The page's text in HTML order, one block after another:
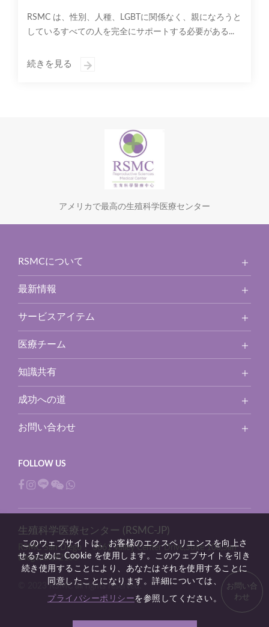
RSMC は、性別、人種、LGBTに関係なく、親になろうと
しているすべての人を完全にサポートする必要がある...
続きを見る
アメリカで最高の生殖科学医療センター
RSMCについて
最新情報
サービスアイテム
医療チーム
知識共有
成功への道
お問い合わせ
生殖科学医療センター (RSMC-JP)
RSMC San Diego：
3661 Valley Center Drive,Suite 100,San
Diego,CA,92130
© 2023 RSMC all rights reserved.
お問い合
わせ
このウェブサイトは、お客様のエクスペリエンスを向上さ
せるために Cookie を使用します。このウェブサイトを引き
続き使用することにより、あなたはそれを使用することに
同意したことになります。詳細については、
プライバシーポリシーを参照してください。